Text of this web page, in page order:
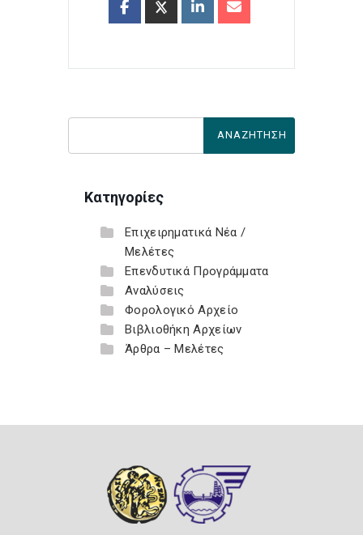
Κατηγορίες
Επιχειρηματικά Νέα /
Μελέτες
Επενδυτικά Προγράμματα
Αναλύσεις
Φορολογικό Αρχείο
Βιβλιοθήκη Αρχείων
Άρθρα – Μελέτες